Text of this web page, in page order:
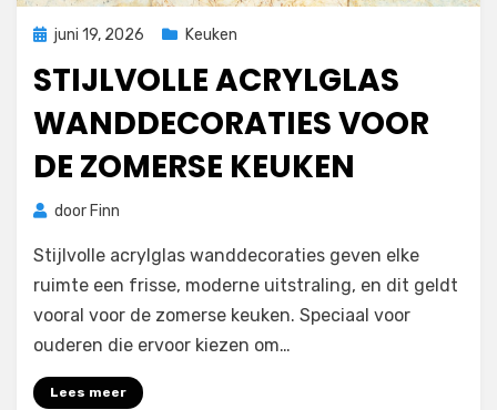
Geplaatst
juni 19, 2026 Keuken
STIJLVOLLE ACRYLGLAS
WANDDECORATIES VOOR
DE ZOMERSE KEUKEN
door Finn
Stijlvolle acrylglas wanddecoraties geven elke
ruimte een frisse, moderne uitstraling, en dit geldt
vooral voor de zomerse keuken. Speciaal voor
ouderen die ervoor kiezen om…
Lees meer